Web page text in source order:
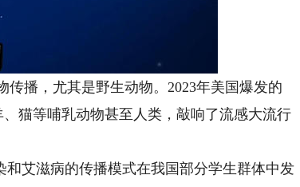
播，尤其是野生动物。2023年美国爆发的
猫等哺乳动物甚至人类，敲响了流感大流行
艾滋病的传播模式在我国部分学生群体中发